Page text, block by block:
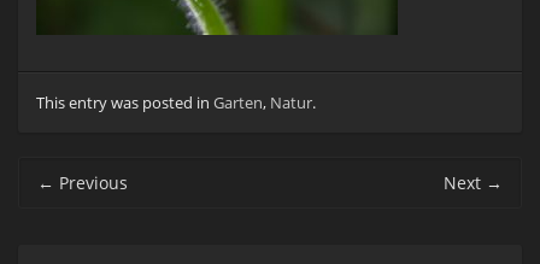
This entry was posted in Garten, Natur.
Post navigation
← Previous Next →